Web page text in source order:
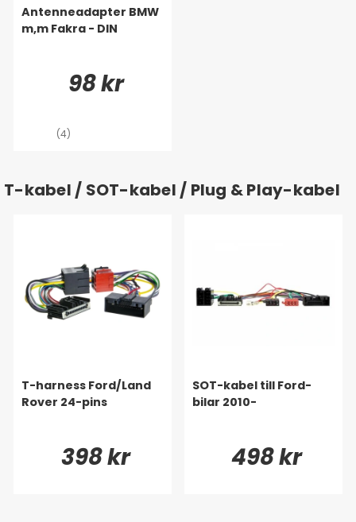
Antenneadapter BMW
m,m Fakra - DIN
98 kr
(4)
T-kabel / SOT-kabel / Plug & Play-kabel
T-harness Ford/Land
Rover 24-pins
398 kr
SOT-kabel till Ford-
bilar 2010-
498 kr